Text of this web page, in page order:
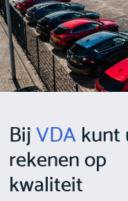
BijVDAkunt
rekenen op
kwaliteit